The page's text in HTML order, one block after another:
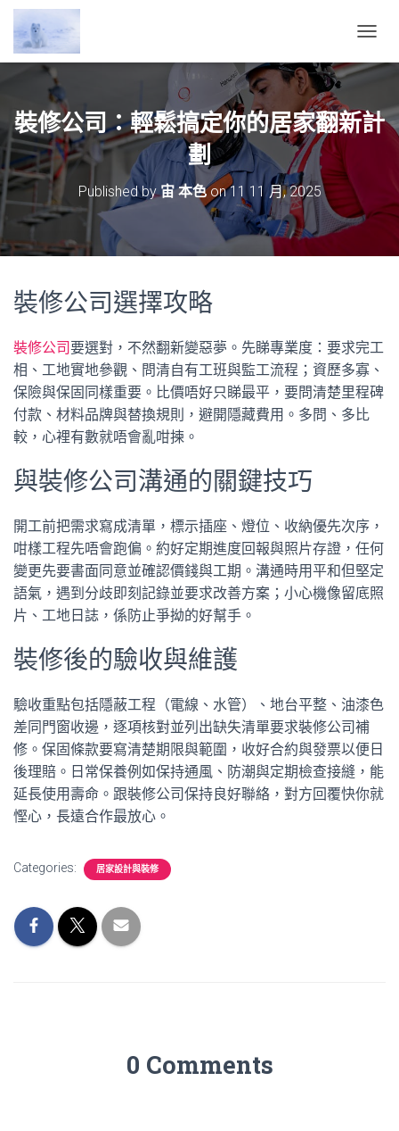
O
L
E
G
裝修公司：輕鬆搞定你的居家翻新計
劃
Published by宙 本色on11 11 月, 2025
裝修公司選擇攻略
裝修公司要選對，不然翻新變惡夢。先睇專業度：要求完工
相、工地實地參觀、問清自有工班與監工流程；資歷多寡、
保險與保固同樣重要。比價唔好只睇最平，要問清楚里程碑
付款、材料品牌與替換規則，避開隱藏費用。多問、多比
較，心裡有數就唔會亂咁揀。
與裝修公司溝通的關鍵技巧
開工前把需求寫成清單，標示插座、燈位、收納優先次序，
咁樣工程先唔會跑偏。約好定期進度回報與照片存證，任何
變更先要書面同意並確認價錢與工期。溝通時用平和但堅定
語氣，遇到分歧即刻記錄並要求改善方案；小心機像留底照
片、工地日誌，係防止爭拗的好幫手。
裝修後的驗收與維護
驗收重點包括隱蔽工程（電線、水管）、地台平整、油漆色
差同門窗收邊，逐項核對並列出缺失清單要求裝修公司補
修。保固條款要寫清楚期限與範圍，收好合約與發票以便日
後理賠。日常保養例如保持通風、防潮與定期檢查接縫，能
延長使用壽命。跟裝修公司保持良好聯絡，對方回覆快你就
慳心，長遠合作最放心。
Categories: 居家設計與裝修
0 Comments